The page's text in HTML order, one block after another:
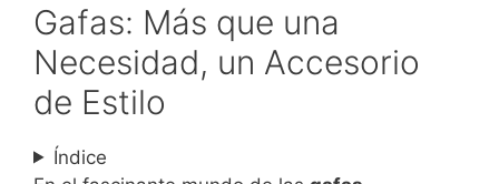
Gafas: Más que una
Necesidad, un Accesorio
de Estilo
Índice